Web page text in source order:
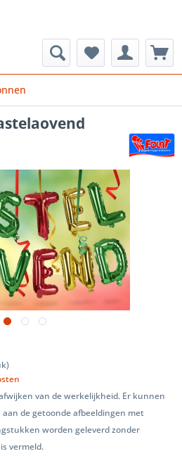
van de werkelijkheid. Er kunnen
de getoonde afbeeldingen met
worden geleverd zonder
vermeld.